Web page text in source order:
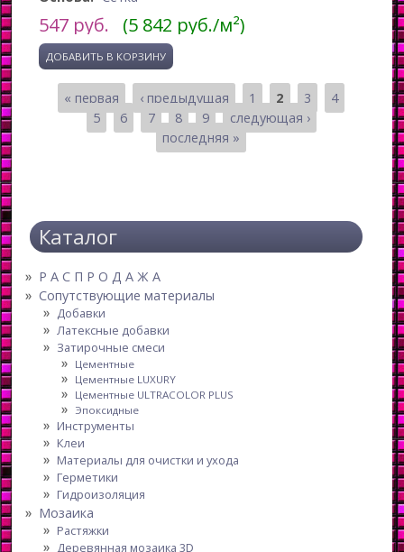
547 руб. (5 842 руб./м²)
Страницы
« первая ‹ предыдущая 1 2 3
4
5
6 7 8 9
следующая ›
последняя »
Каталог
Р А С П Р О Д А Ж А
Сопутствующие материалы
Добавки
Латексные добавки
Затирочные смеси
Цементные
Цементные LUXURY
Цементные ULTRACOLOR PLUS
Эпоксидные
Инструменты
Клеи
Материалы для очистки и ухода
Герметики
Гидроизоляция
Мозаика
Растяжки
Деревянная мозаика 3D